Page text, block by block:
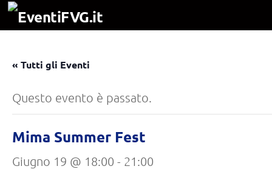
Salta al contenuto
« Tutti gli Eventi
Questo evento è passato.
Mima Summer Fest
Giugno 19 @ 18:00 - 21:00